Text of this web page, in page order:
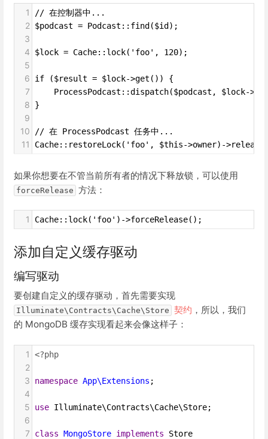
1 // 在控制器中...
2 $podcast = Podcast::find($id);
3
4
$lock = Cache::lock('foo', 120);
5
6
if ($result = $lock->get()) {
7
ProcessPodcast::dispatch($podcast, $lock-
8 }
9
10
// 在 ProcessPodcast 任务中...
11 Cache::restoreLock('foo', $this->owner)-
如果你想要在不管当前所有者的情况下释放锁，可以使用
forceRelease 方法：
1 Cache::lock('foo')->forceRelease();
添加自定义缓存驱动
编写驱动
要创建自定义的缓存驱动，首先需要实现
Illuminate\Contracts\Cache\Store 契约 ，所以，我们
的 MongoDB 缓存实现看起来会像这样子：
1 <?php
2
3
namespace App\Extensions ;
4
5
use Illuminate\Contracts\Cache\Store;
6
7
class MongoStore implements Store